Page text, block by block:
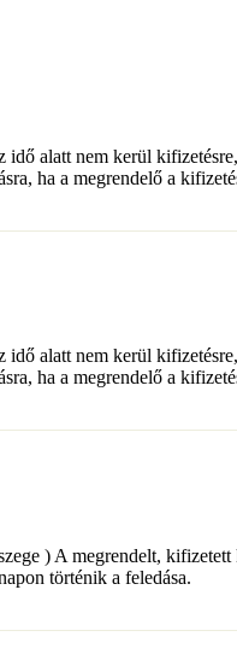
alatt nem kerül
ha a megrendelő a
alatt nem kerül
ha a megrendelő a
) A megrendelt,
történik a feledása.